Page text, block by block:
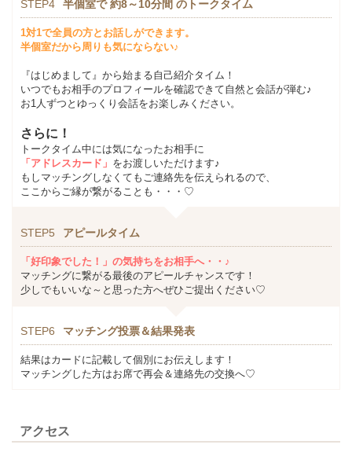
STEP4 半個室で 約8～10分間 のトークタイム
1対1で全員の方とお話しができます。
半個室だから周りも気にならない♪
『はじめまして』から始まる自己紹介タイム！
いつでもお相手のプロフィールを確認できて自然と会話が弾む♪
お1人ずつとゆっくり会話をお楽しみください。
さらに！
トークタイム中には気になったお相手に
「アドレスカード」 をお渡しいただけます♪
もしマッチングしなくてもご連絡先を伝えられるので、
ここからご縁が繋がることも・・・♡
STEP5 アピールタイム
「好印象でした！」の気持ちをお相手へ・・♪
マッチングに繋がる最後のアピールチャンスです！
少しでもいいな～と思った方へぜひご提出ください♡
STEP6 マッチング投票＆結果発表
結果はカードに記載して個別にお伝えします！
マッチングした方はお席で再会＆連絡先の交換へ♡
アクセス